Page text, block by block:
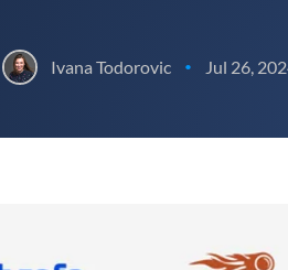
Ivana Todorovic • Jul 26,